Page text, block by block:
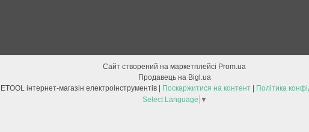
Сайт створений на маркетплейсі Prom.ua
Продавець на Bigl.ua
Поскаржитися на контент
Політика
Select Language ▼